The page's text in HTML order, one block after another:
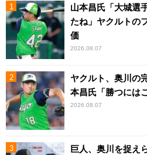
山本昌氏「大城選
たね」ヤクルトの
価
2026.08.07
ヤクルト、奥川の
本昌氏「勝つには
2026.08.07
巨人、奥川を捉